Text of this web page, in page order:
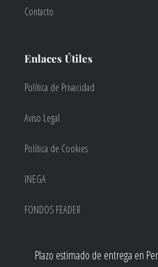
Contacto
Enlaces Útiles
Política de Privacidad
Aviso Legal
Política de Cookies
INEGA
FONDOS FEADER
Plazo estimado de entrega en